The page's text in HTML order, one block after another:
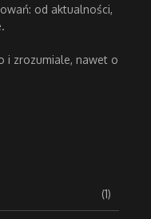
od aktualności,
i zrozumiale, nawet o
(1)